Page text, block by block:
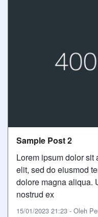
Sample Post 2
Lorem ipsum dolor sit
elit, sed do eiusmod
dolore magna aliqua.
nostrud ex
15/01/2023 21:23 - Oleh